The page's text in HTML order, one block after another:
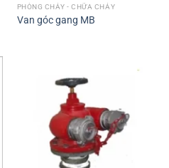
PHÒNG CHÁY - CHỮA CHÁY
Van góc gang MB